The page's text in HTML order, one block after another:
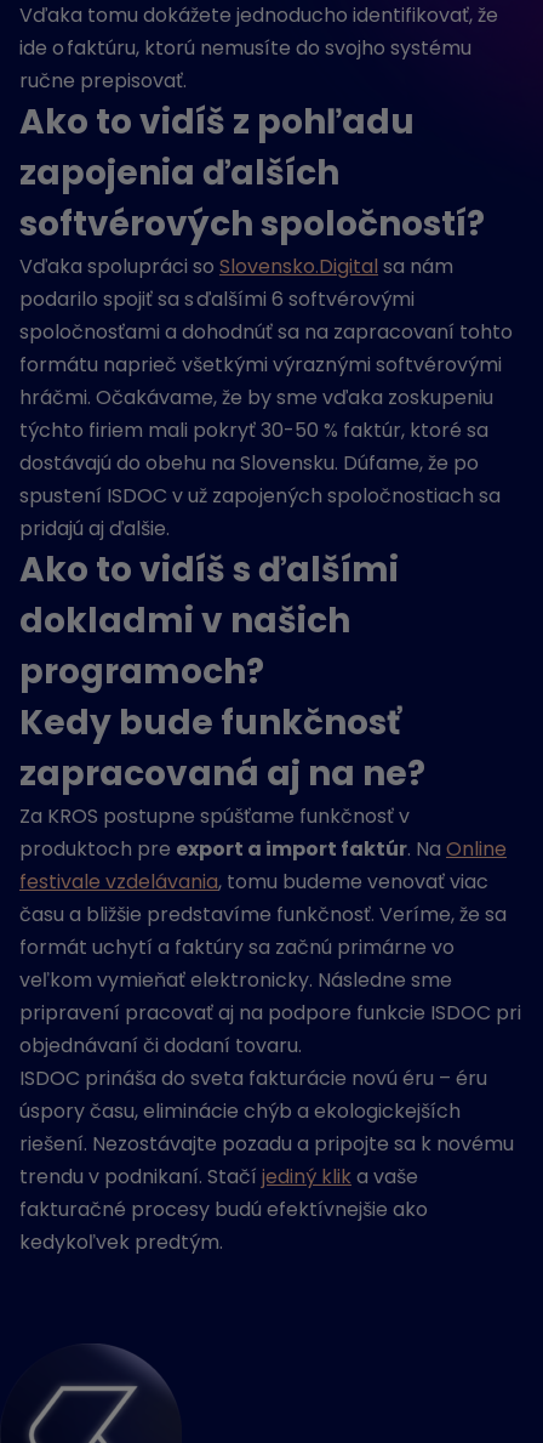
Vďaka tomu dokážete jednoducho identifikovať, že
ide o faktúru, ktorú nemusíte do svojho systému
ručne prepisovať.
Ako to vidíš z pohľadu
zapojenia ďalších
softvérovýchspoločností?
Vďaka spolupráci so Slovensko.Digital sa nám
podarilo spojiť sa s ďalšími 6 softvérovými
spoločnosťami a dohodnúť sa na zapracovaní tohto
formátu naprieč všetkými výraznými softvérovými
hráčmi. Očakávame, že by sme vďaka zoskupeniu
týchto firiem mali pokryť 30-50 % faktúr, ktoré sa
dostávajú do obehu na Slovensku. Dúfame, že po
spustení ISDOC v už zapojených spoločnostiach sa
pridajú aj ďalšie.
Ako to vidíš s ďalšími
dokladmi v našich
programoch?
Kedy bude funkčnosť
zapracovaná aj na ne?
Za KROS postupne spúšťame funkčnosť v
produktoch pre export a import faktúr. Na Online
festivale vzdelávania, tomu budeme venovať viac
času a bližšie predstavíme funkčnosť. Veríme, že sa
formát uchytí a faktúry sa začnú primárne vo
veľkom vymieňať elektronicky. Následne sme
pripravení pracovať aj na podpore funkcie ISDOC pri
objednávaní či dodaní tovaru.
ISDOC prináša do sveta fakturácie novú éru – éru
úspory času, eliminácie chýb a ekologickejších
riešení. Nezostávajte pozadu a pripojte sa k novému
trendu v podnikaní. Stačí jediný klik a vaše
fakturačné procesy budú efektívnejšie ako
kedykoľvek predtým.